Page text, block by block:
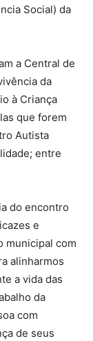
Social) da
a Central de
da
à Criança
que forem
Autista
entre
do encontro
e
municipal com
alinharmos
a vida das
da
com
de seus